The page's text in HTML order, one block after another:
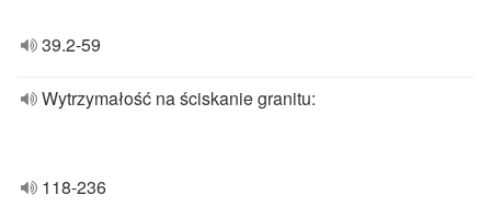
39.2-59
Wytrzymałość na ściskanie granitu:
118-236